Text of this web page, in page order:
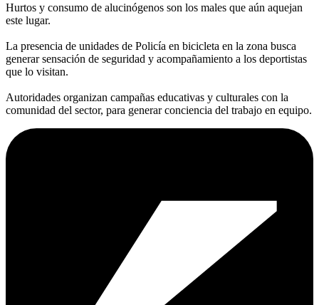
Hurtos y consumo de alucinógenos son los males que aún aquejan
este lugar.
La presencia de unidades de Policía en bicicleta en la zona busca
generar sensación de seguridad y acompañamiento a los deportistas
que lo visitan.
Autoridades organizan campañas educativas y culturales con la
comunidad del sector, para generar conciencia del trabajo en equipo.